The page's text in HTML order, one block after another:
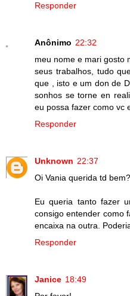
Responder
Anônimo 22:32
meu nome e mari gosto
seus trabalhos, tudo
que , isto e um don de
sonhos se torne en
eu possa fazer como vc
Responder
Unknown 22:37
Oi Vania querida td bem?
Eu queria tanto fazer
consigo entender como
encaixa na outra.
Responder
Janice 18:49